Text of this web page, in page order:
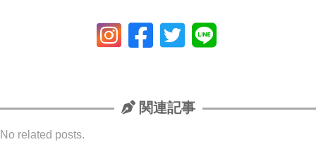
関連記事
No related posts.